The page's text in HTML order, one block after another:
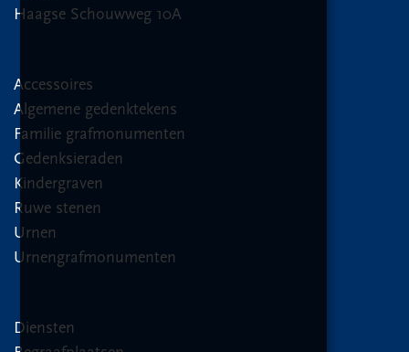
Haagse Schouwweg 10A
Accessoires
Algemene gedenktekens
Familie grafmonumenten
Gedenksieraden
Kindergraven
Ruwe stenen
Urnen
Urnengrafmonumenten
Diensten